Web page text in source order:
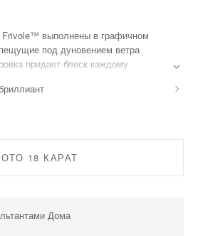
Frivole™ выполнены в графичном
под дуновением ветра
придает блеск каждому
желтое золото 18 карат,
18 КАРАТ
Дома